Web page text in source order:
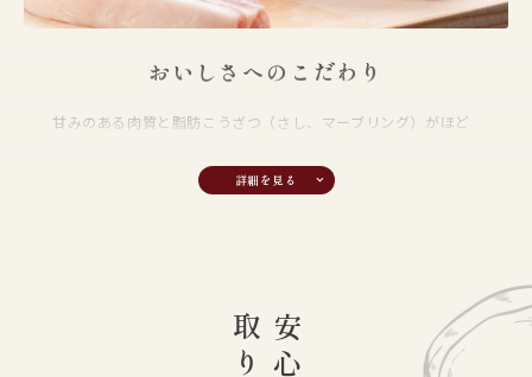
計にしています。また、肉豚に与える飼料は加熱処理を施し、消化促進
し、薬を使わず豚を健康に育てます。
おいしさへのこだわり
甘みのある肉質と脂肪こうざつ（さし、マーブリング）がほど
保水性に優れ肉の旨味成分が失われにくいため、ジューシーな
おいしさが長続きします。脂肪は、白くしなやかで、もちもち